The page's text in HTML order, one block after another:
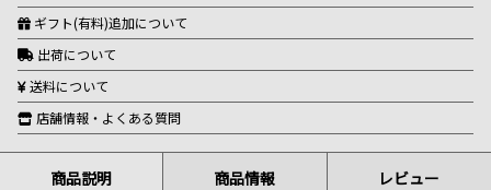
ギフト(有料)追加について
出荷について
送料について
店舗情報・よくある質問
商品説明 商品情報 レビュー